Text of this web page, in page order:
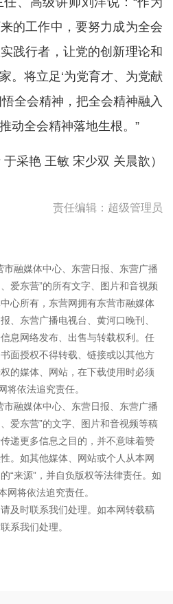
的工作中，要努力成为全会
践行者，让党的创新理论和
。将立足‘为党育才、为党献
全会精神，把全会精神融入
动全会精神落地生根。”
于采艳 王敏 宋少双 关晨歆）
责任编辑：超级管理员
融媒体中心、东营日报、东营广播
爱东营”的所有文字、图片和音视频
心所有，东营网拥有东营市融媒体
、东营广播电视台、黄河口晚刊、
息网络发布、出售与转载权利。任
面授权不得转载、链接或以其他方
的媒体、网站，在下载使用时必须
将依法追究责任。
融媒体中心、东营日报、东营广播
爱东营”的文字、图片和音视频等稿
递更多信息之目的，并不意味着赞
。如其他媒体、网站或个人从本网
“来源”，并自负版权等法律责任。如
网将依法追究责任。
及时联系我们处理。如本网转载稿
系我们处理。